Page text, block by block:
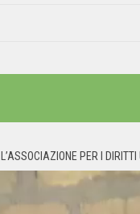
PER I DIRITTI